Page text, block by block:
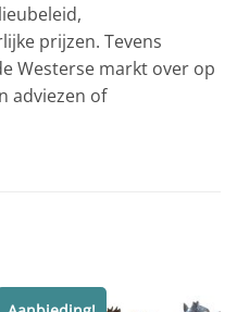
prijzen. Tevens
Westerse markt over op
adviezen of